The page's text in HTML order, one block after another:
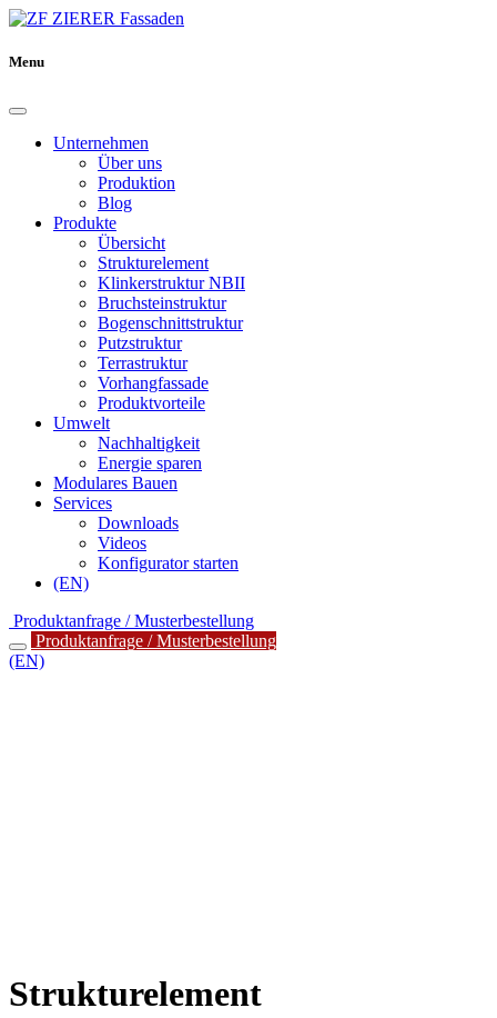
Menu
Unternehmen
Über uns
Produktion
Blog
Produkte
Übersicht
Strukturelement
Klinkerstruktur NBII
Bruchsteinstruktur
Bogenschnittstruktur
Putzstruktur
Terrastruktur
Vorhangfassade
Produktvorteile
Umwelt
Nachhaltigkeit
Energie sparen
Modulares Bauen
Services
Downloads
Videos
Konfigurator starten
(EN)
Produktanfrage / Musterbestellung
Produktanfrage / Musterbestellung
(EN)
Strukturelement